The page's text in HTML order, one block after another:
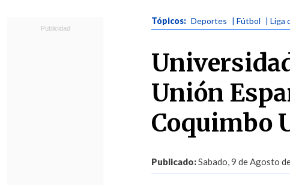
Tópicos: Deportes | Fútbol | Liga
Unión
Coquimbo
Publicado:Sabado, 9 de Agosto